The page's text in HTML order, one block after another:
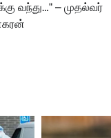
வந்து…" – முதல்வர்